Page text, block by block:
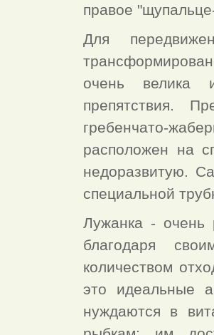
правое
Для
очень велика
препятствия.
гребенчато-
расположен на
недоразвитую.
специальной
Лужанка - очень
благодаря
количеством
это идеальные
нуждаются в